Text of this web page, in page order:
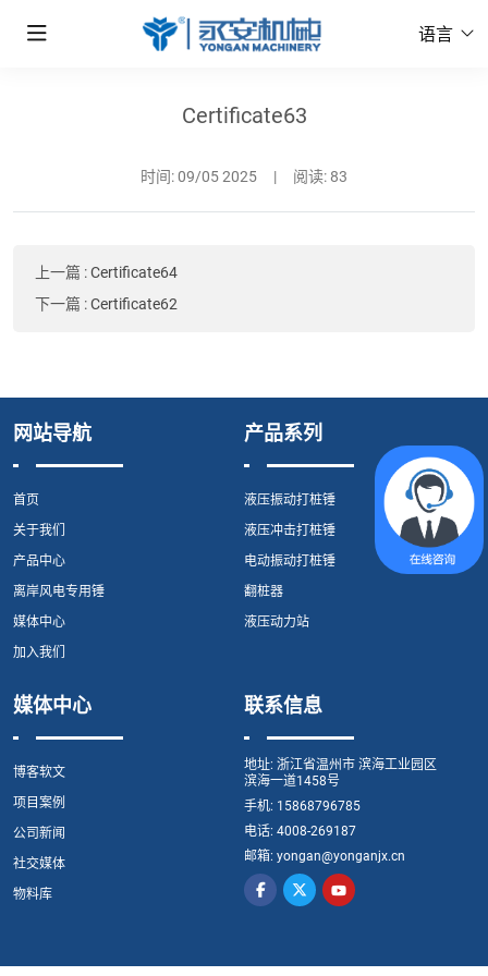
语言
Certificate63
时间:09/05 2025 | 阅读: 83
上一篇 :Certificate64
下一篇 :Certificate62
网站导航
首页
关于我们
产品中心
离岸风电专用锤
媒体中心
加入我们
产品系列
液压振动打桩锤
液压冲击打桩锤
电动振动打桩锤
翻桩器
液压动力站
媒体中心
博客软文
项目案例
公司新闻
社交媒体
物料库
联系信息
地址: 浙江省温州市 滨海工业园区
滨海一道1458号
手机: 15868796785
电话: 4008-269187
邮箱: yongan@yonganjx.cn